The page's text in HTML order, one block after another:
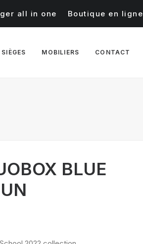
all in one Boutique en ligne
MOBILIERS CONTACT
BLUE